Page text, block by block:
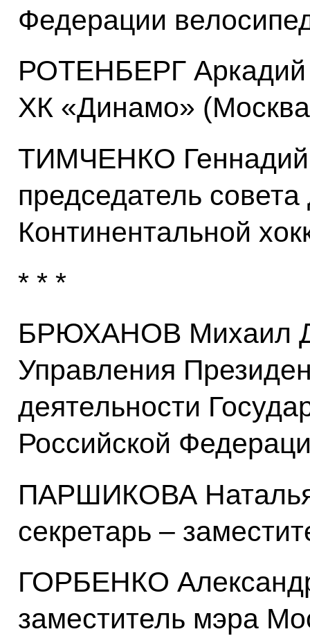
Федерации
РОТЕНБЕРГ Аркадий
ХК «Динамо»
ТИМЧЕНКО Геннадий
председатель
Континентальной
* * *
БРЮХАНОВ Михаил
Управления
деятельности
Российской
ПАРШИКОВА Наталья
секретарь –
ГОРБЕНКО
заместитель мэра